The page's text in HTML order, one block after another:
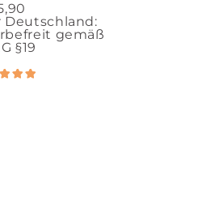
Deutschland:
gemäß
§19